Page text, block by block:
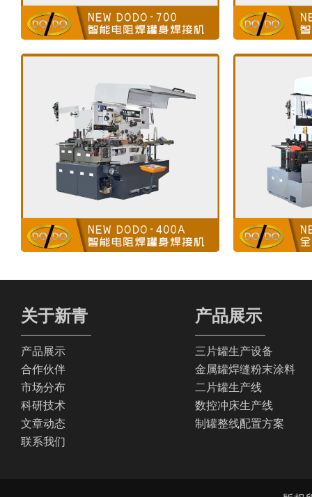
关于新青
产品展示
合作伙伴
市场分布
科研技术
文章动态
联系我们
产品展示
三片罐生产设备
金属罐焊缝粉末涂料
二片罐生产线
数控冲床生产线
制罐整线配置方案